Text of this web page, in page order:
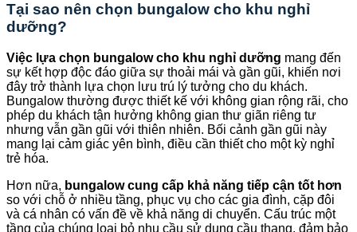
Tại sao nên chọn bungalow cho khu nghỉ
dưỡng?
Việc lựa chọn bungalow cho khu nghỉ dưỡng mang đến
sự kết hợp độc đáo giữa sự thoải mái và gần gũi, khiến nơi
đây trở thành lựa chọn lưu trú lý tưởng cho du khách.
Bungalow thường được thiết kế với không gian rộng rãi, cho
phép du khách tận hưởng không gian thư giãn riêng tư
nhưng vẫn gần gũi với thiên nhiên. Bối cảnh gần gũi này
mang lại cảm giác yên bình, điều cần thiết cho một kỳ nghỉ
trẻ hóa.
Hơn nữa, bungalow cung cấp khả năng tiếp cận tốt hơn
so với chỗ ở nhiều tầng, phục vụ cho các gia đình, cặp đôi
và cá nhân có vấn đề về khả năng di chuyển. Cấu trúc một
tầng của chúng loại bỏ nhu cầu sử dụng cầu thang, đảm bảo